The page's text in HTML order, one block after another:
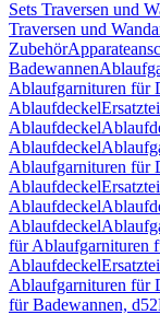
Sets Traversen und
Traversen und
Zubehör
Badewannen
Ablaufgarnituren für
Ablaufdeckel
Ablaufdeckel
Ablaufdeckel
Ablaufgarnituren für
Ablaufdeckel
Ablaufdeckel
Ablaufdeckel
für Ablaufgarnituren
Ablaufdeckel
Ablaufgarnituren für
für Badewannen, d52